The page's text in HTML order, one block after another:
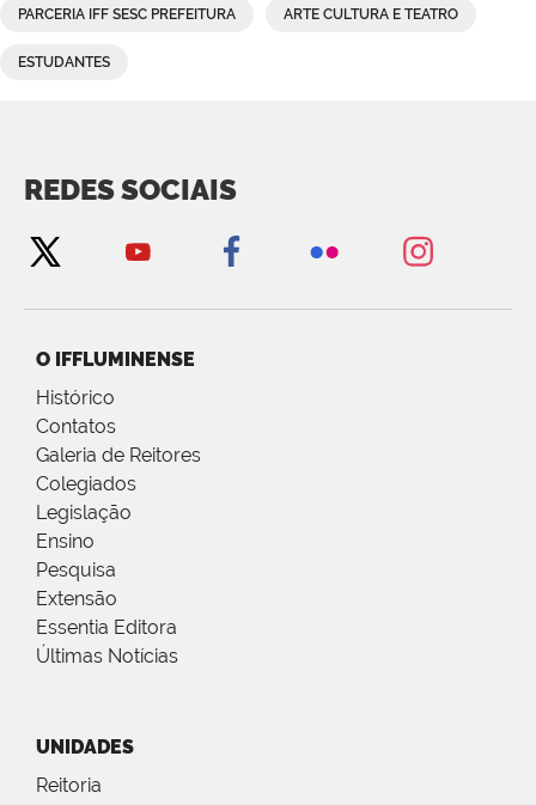
PARCERIA IFF SESC PREFEITURA ARTE CULTURA E TEATRO
ESTUDANTES
REDES SOCIAIS
O IFFLUMINENSE
Histórico
Contatos
Galeria de Reitores
Colegiados
Legislação
Ensino
Pesquisa
Extensão
Essentia Editora
Últimas Notícias
UNIDADES
Reitoria